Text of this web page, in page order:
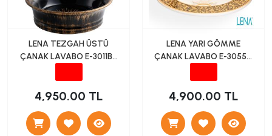
LENA TEZGAH ÜSTÜ
ÇANAK LAVABO E-3011BR
4,950.00 TL
LENA YARI GÖMME
ÇANAK LAVABO E-3055A
4,900.00 TL